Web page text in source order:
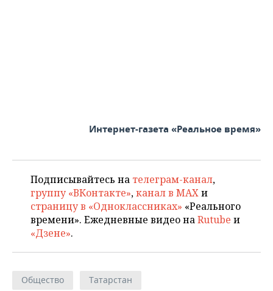
Интернет-газета «Реальное время»
Подписывайтесь на телеграм-канал,
группу «ВКонтакте»,канал в MAXи
страницу в «Одноклассниках» «Реального
времени». Ежедневные видео наRutube и
«Дзене».
Общество Татарстан